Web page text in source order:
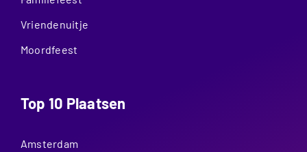
Vriendenuitje
Moordfeest
Top 10 Plaatsen
Amsterdam